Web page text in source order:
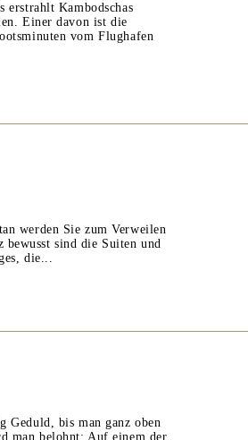
Kambodschas
Einer davon ist die
vom Flughafen
werden Sie zum Verweilen
bewusst sind die Suiten und
die...
Geduld, bis man ganz oben
man belohnt: Auf einem der